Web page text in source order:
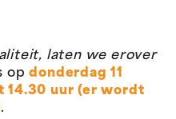
laten we erover
opdonderdag 11
14.30 uur (er wordt
.